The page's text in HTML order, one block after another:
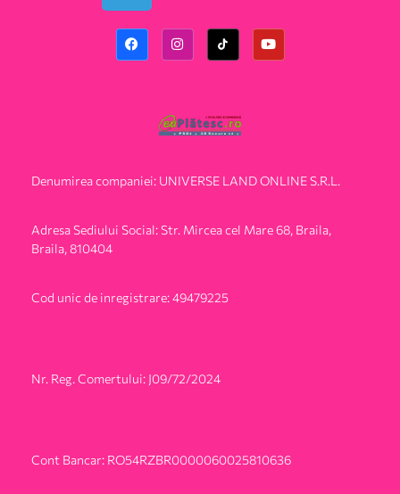
Denumirea companiei: UNIVERSE LAND ONLINE S.R.L.
Adresa Sediului Social: Str. Mircea cel Mare 68, Braila,
Braila, 810404
Cod unic de inregistrare: 49479225
Nr. Reg. Comertului: J09/72/2024
Cont Bancar: RO54RZBR0000060025810636